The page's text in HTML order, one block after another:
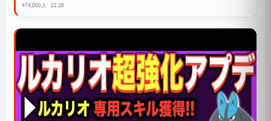
474,000人 22:28